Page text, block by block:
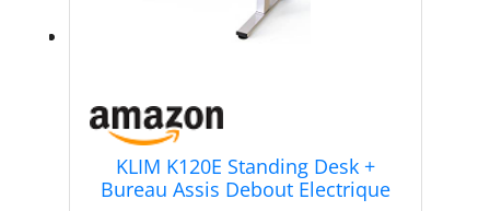
KLIM K120E Standing Desk +
Bureau Assis Debout Electrique